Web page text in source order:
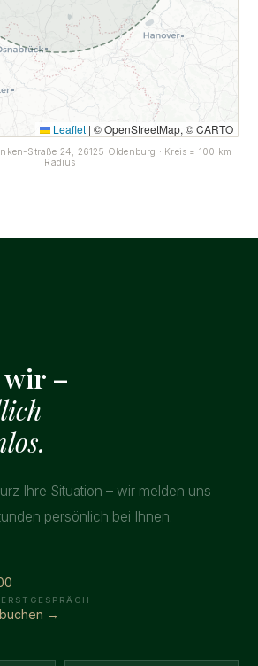
Leaflet | © OpenStreetMap, © CARTO
Straße 24, 26125 Oldenburg · Kreis = 100 km
Radius
wir –
Ihre Situation – wir melden uns
persönlich bei Ihnen.
→